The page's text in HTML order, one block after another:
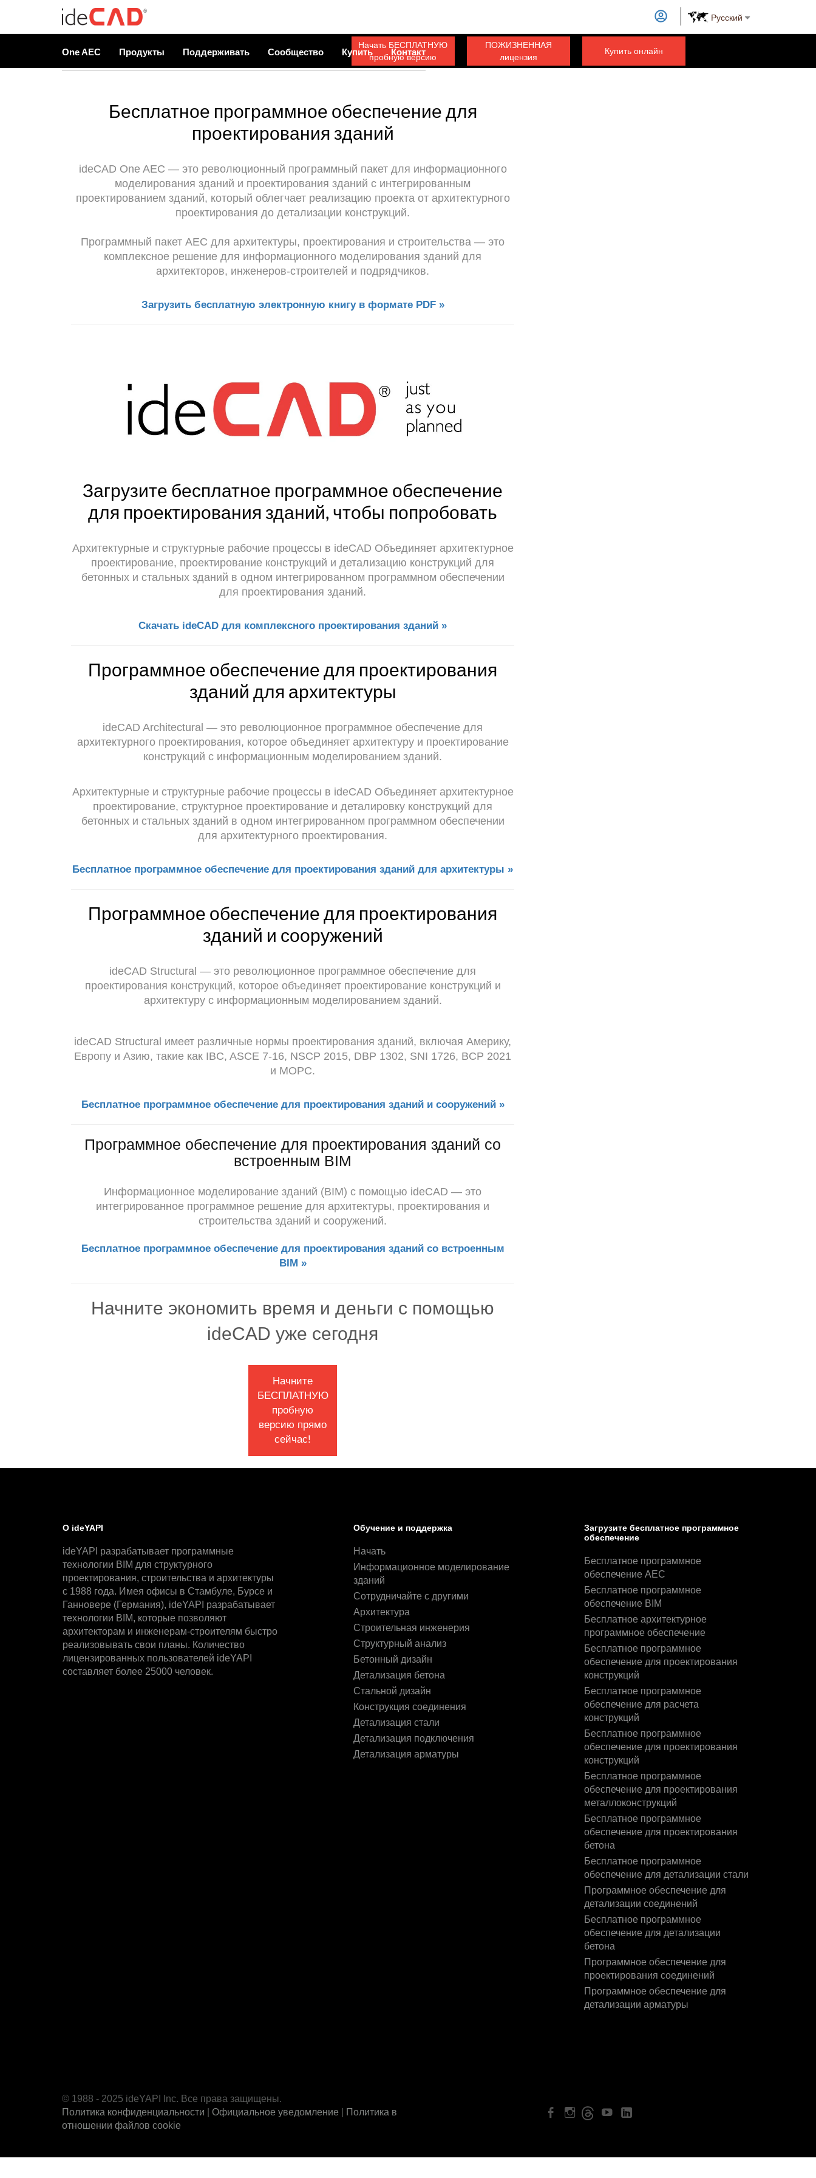
Русский
One AEC Продукты Поддерживать Сообщество Купить Контакт Купить онлайн
ПОЖИЗНЕННАЯ
лицензия
Начать БЕСПЛАТНУЮ
пробную версию
Бесплатное программное обеспечение для
проектирования зданий
ideCAD One AEC — это революционный программный пакет для информационного
моделирования зданий и проектирования зданий с интегрированным
проектированием зданий, который облегчает реализацию проекта от архитектурного
проектирования до детализации конструкций.
Программный пакет AEC для архитектуры, проектирования и строительства — это
комплексное решение для информационного моделирования зданий для
архитекторов, инженеров-строителей и подрядчиков.
Загрузить бесплатную электронную книгу в формате PDF »
Загрузите бесплатное программное обеспечение
для проектирования зданий, чтобы попробовать
Архитектурные и структурные рабочие процессы в ideCAD Объединяет архитектурное
проектирование, проектирование конструкций и детализацию конструкций для
бетонных и стальных зданий в одном интегрированном программном обеспечении
для проектирования зданий.
Скачать ideCAD для комплексного проектирования зданий »
Программное обеспечение для проектирования
зданий для архитектуры
ideCAD Architectural — это революционное программное обеспечение для
архитектурного проектирования, которое объединяет архитектуру и проектирование
конструкций с информационным моделированием зданий.
Архитектурные и структурные рабочие процессы в ideCAD Объединяет архитектурное
проектирование, структурное проектирование и деталировку конструкций для
бетонных и стальных зданий в одном интегрированном программном обеспечении
для архитектурного проектирования.
Бесплатное программное обеспечение для проектирования зданий для архитектуры »
Программное обеспечение для проектирования
зданий и сооружений
ideCAD Structural — это революционное программное обеспечение для
проектирования конструкций, которое объединяет проектирование конструкций и
архитектуру с информационным моделированием зданий.
ideCAD Structural имеет различные нормы проектирования зданий, включая Америку,
Европу и Азию, такие как IBC, ASCE 7-16, NSCP 2015, DBP 1302, SNI 1726, BCP 2021
и MOPC.
Бесплатное программное обеспечение для проектирования зданий и сооружений »
Программное обеспечение для проектирования зданий со
встроенным BIM
Информационное моделирование зданий (BIM) с помощью ideCAD — это
интегрированное программное решение для архитектуры, проектирования и
строительства зданий и сооружений.
Бесплатное программное обеспечение для проектирования зданий со встроенным
BIM »
Начните экономить время и деньги с помощью
ideCAD уже сегодня
Начните
БЕСПЛАТНУЮ
пробную
версию прямо
сейчас!
О ideYAPI
ideYAPI разрабатывает программные
технологии BIM для структурного
проектирования, строительства и архитектуры
с 1988 года. Имея офисы в Стамбуле, Бурсе и
Ганновере (Германия), ideYAPI разрабатывает
технологии BIM, которые позволяют
архитекторам и инженерам-строителям быстро
реализовывать свои планы. Количество
лицензированных пользователей ideYAPI
составляет более 25000 человек.
Обучение и поддержка
Начать
Информационное моделирование
зданий
Сотрудничайте с другими
Архитектура
Строительная инженерия
Структурный анализ
Бетонный дизайн
Детализация бетона
Стальной дизайн
Конструкция соединения
Детализация стали
Детализация подключения
Детализация арматуры
Загрузите бесплатное программное
обеспечение
Бесплатное программное
обеспечение AEC
Бесплатное программное
обеспечение BIM
Бесплатное архитектурное
программное обеспечение
Бесплатное программное
обеспечение для проектирования
конструкций
Бесплатное программное
обеспечение для расчета
конструкций
Бесплатное программное
обеспечение для проектирования
конструкций
Бесплатное программное
обеспечение для проектирования
металлоконструкций
Бесплатное программное
обеспечение для проектирования
бетона
Бесплатное программное
обеспечение для детализации стали
Программное обеспечение для
детализации соединений
Бесплатное программное
обеспечение для детализации
бетона
Программное обеспечение для
проектирования соединений
Программное обеспечение для
детализации арматуры
© 1988 - 2025 ideYAPI Inc. Все права защищены.
Политика конфиденциальности
Официальное уведомление
Политика в
отношении файлов cookie